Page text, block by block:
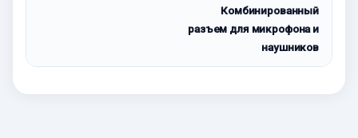
Комбинированный
разъем для микрофона и
наушников